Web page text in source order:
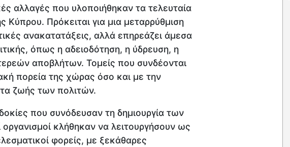
αλλαγές που υλοποιήθηκαν τα τελευταία
Κύπρου. Πρόκειται για μια μεταρρύθμιση
ανακατατάξεις, αλλά επηρεάζει άμεσα
όπως η αδειοδότηση, η ύδρευση, η
αποβλήτων. Τομείς που συνδέονται
πορεία της χώρας όσο και με την
ζωής των πολιτών.
που συνόδευσαν τη δημιουργία των
κλήθηκαν να λειτουργήσουν ως
φορείς, με ξεκάθαρες